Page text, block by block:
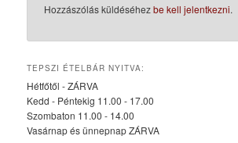
Hozzászólás küldéséhezbe kell jelentkezni.
TEPSZI ÉTELBÁR NYITVA:
Hétfőtől - ZÁRVA
Kedd - Péntekig 11.00 - 17.00
Szombaton 11.00 - 14.00
Vasárnap és ünnepnap ZÁRVA